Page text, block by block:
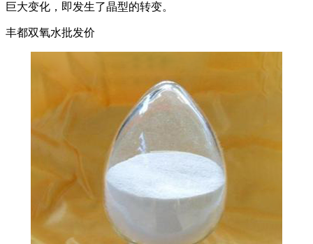
巨大变化，即发生了晶型的转变。
丰都双氧水批发价